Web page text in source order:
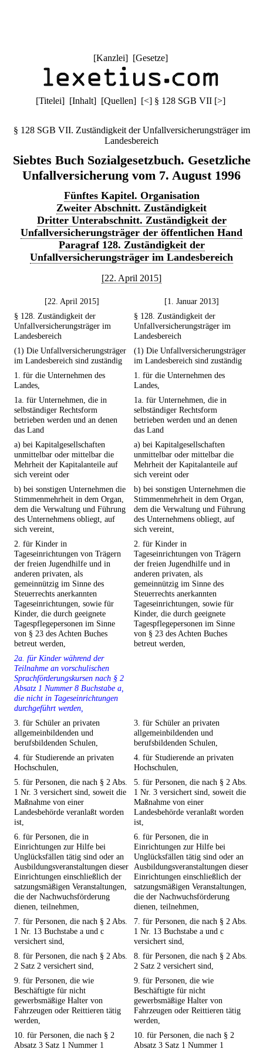
[Kanzlei] [Gesetze]
[Titelei] [Inhalt] [Quellen] [<] § 128 SGB VII [>]
§ 128 SGB VII. Zuständigkeit der Unfallversicherungsträger im
Landesbereich
Siebtes Buch Sozialgesetzbuch. Gesetzliche
Unfallversicherung vom 7. August 1996
Fünftes Kapitel. Organisation
Zweiter Abschnitt. Zuständigkeit
Dritter Unterabschnitt. Zuständigkeit der
Unfallversicherungsträger der öffentlichen Hand
Paragraf 128. Zuständigkeit der
Unfallversicherungsträger im Landesbereich
[22. April 2015]
[22. April 2015]
[1. Januar 2013]
§ 128. Zuständigkeit der
Unfallversicherungsträger im
Landesbereich
§ 128. Zuständigkeit der
Unfallversicherungsträger im
Landesbereich
(1) Die Unfallversicherungsträger
im Landesbereich sind zuständig
(1) Die Unfallversicherungsträger
im Landesbereich sind zuständig
1. für die Unternehmen des
Landes,
1. für die Unternehmen des
Landes,
1a. für Unternehmen, die in
selbständiger Rechtsform
betrieben werden und an denen
das Land
1a. für Unternehmen, die in
selbständiger Rechtsform
betrieben werden und an denen
das Land
a) bei Kapitalgesellschaften
unmittelbar oder mittelbar die
Mehrheit der Kapitalanteile auf
sich vereint oder
a) bei Kapitalgesellschaften
unmittelbar oder mittelbar die
Mehrheit der Kapitalanteile auf
sich vereint oder
b) bei sonstigen Unternehmen die
Stimmenmehrheit in dem Organ,
dem die Verwaltung und Führung
des Unternehmens obliegt, auf
sich vereint,
b) bei sonstigen Unternehmen die
Stimmenmehrheit in dem Organ,
dem die Verwaltung und Führung
des Unternehmens obliegt, auf
sich vereint,
2. für Kinder in
Tageseinrichtungen von Trägern
der freien Jugendhilfe und in
anderen privaten, als
gemeinnützig im Sinne des
Steuerrechts anerkannten
Tageseinrichtungen, sowie für
Kinder, die durch geeignete
Tagespflegepersonen im Sinne
von § 23 des Achten Buches
betreut werden,
2. für Kinder in
Tageseinrichtungen von Trägern
der freien Jugendhilfe und in
anderen privaten, als
gemeinnützig im Sinne des
Steuerrechts anerkannten
Tageseinrichtungen, sowie für
Kinder, die durch geeignete
Tagespflegepersonen im Sinne
von § 23 des Achten Buches
betreut werden,
2a. für Kinder während der
Teilnahme an vorschulischen
Sprachförderungskursen nach § 2
Absatz 1 Nummer 8 Buchstabe a,
die nicht in Tageseinrichtungen
durchgeführt werden,
3. für Schüler an privaten
allgemeinbildenden und
berufsbildenden Schulen,
3. für Schüler an privaten
allgemeinbildenden und
berufsbildenden Schulen,
4. für Studierende an privaten
Hochschulen,
4. für Studierende an privaten
Hochschulen,
5. für Personen, die nach § 2 Abs.
1 Nr. 3 versichert sind, soweit die
Maßnahme von einer
Landesbehörde veranlaßt worden
ist,
5. für Personen, die nach § 2 Abs.
1 Nr. 3 versichert sind, soweit die
Maßnahme von einer
Landesbehörde veranlaßt worden
ist,
6. für Personen, die in
Einrichtungen zur Hilfe bei
Unglücksfällen tätig sind oder an
Ausbildungsveranstaltungen dieser
Einrichtungen einschließlich der
satzungsmäßigen Veranstaltungen,
die der Nachwuchsförderung
dienen, teilnehmen,
6. für Personen, die in
Einrichtungen zur Hilfe bei
Unglücksfällen tätig sind oder an
Ausbildungsveranstaltungen dieser
Einrichtungen einschließlich der
satzungsmäßigen Veranstaltungen,
die der Nachwuchsförderung
dienen, teilnehmen,
7. für Personen, die nach § 2 Abs.
1 Nr. 13 Buchstabe a und c
versichert sind,
7. für Personen, die nach § 2 Abs.
1 Nr. 13 Buchstabe a und c
versichert sind,
8. für Personen, die nach § 2 Abs.
2 Satz 2 versichert sind,
8. für Personen, die nach § 2 Abs.
2 Satz 2 versichert sind,
9. für Personen, die wie
Beschäftigte für nicht
gewerbsmäßige Halter von
Fahrzeugen oder Reittieren tätig
werden,
9. für Personen, die wie
Beschäftigte für nicht
gewerbsmäßige Halter von
Fahrzeugen oder Reittieren tätig
werden,
10. für Personen, die nach § 2
Absatz 3 Satz 1 Nummer 1
10. für Personen, die nach § 2
Absatz 3 Satz 1 Nummer 1